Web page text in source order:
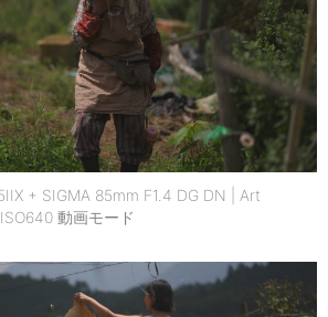
+ SIGMA 85mm F1.4 DG DN | Art
動画モード